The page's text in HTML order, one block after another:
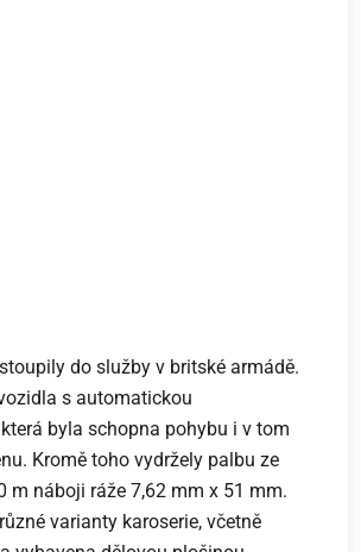
do služby v britské armádě.
s automatickou
byla schopna pohybu i v tom
Kromě toho vydržely palbu ze
m náboji ráže 7,62 mm x 51 mm.
varianty karoserie, včetně